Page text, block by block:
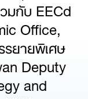
มกับ EECd
Office,
ยายพิเศษ
Deputy
and